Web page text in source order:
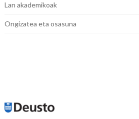
Lan akademikoak
Ongizatea eta osasuna